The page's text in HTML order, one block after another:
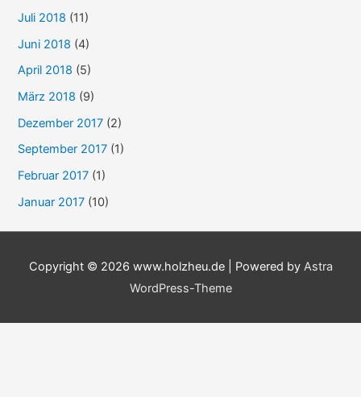
Juli 2018 (11)
Juni 2018 (4)
April 2018 (5)
März 2018 (9)
Dezember 2017 (2)
September 2017 (1)
Februar 2017 (1)
Januar 2017 (10)
Copyright © 2026 www.holzheu.de| Powered by Astra
WordPress-Theme